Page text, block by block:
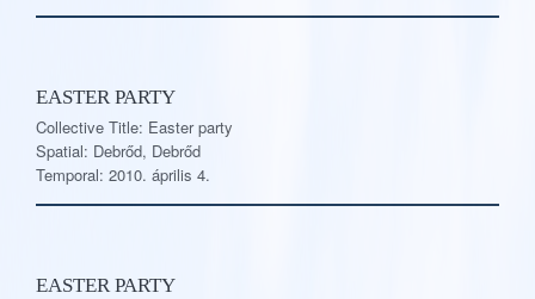
EASTER PARTY
Collective Title: Easter party
Spatial: Debrőd, Debrőd
Temporal: 2010. április 4.
EASTER PARTY